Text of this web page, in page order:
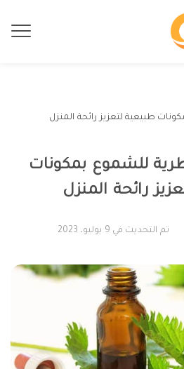
طبيعية لتعزيز رائحة المنزل
للشموع بمكونات
رائحة المنزل
تم التحديث في 9 يوليو، 2023